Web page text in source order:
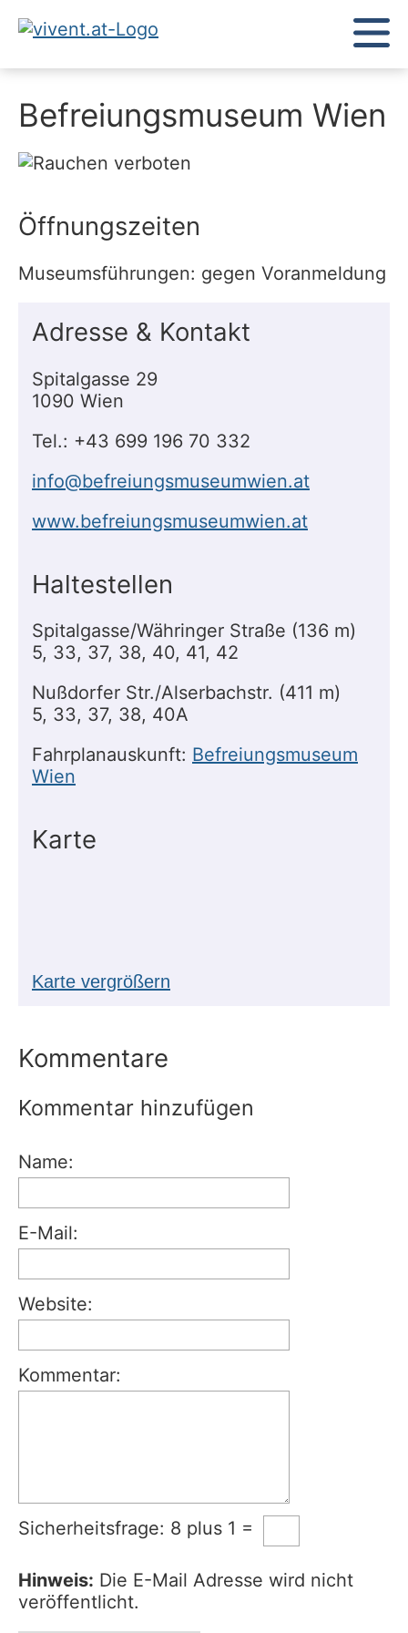
Befreiungsmuseum Wien
Öffnungszeiten
Museumsführungen: gegen Voranmeldung
Adresse & Kontakt
Spitalgasse 29
1090 Wien
Tel.: +43 699 196 70 332
info@befreiungsmuseumwien.at
www.befreiungsmuseumwien.at
Haltestellen
Spitalgasse/Währinger Straße (136 m)
5, 33, 37, 38, 40, 41, 42
Nußdorfer Str./Alserbachstr. (411 m)
5, 33, 37, 38, 40A
Fahrplanauskunft: Befreiungsmuseum
Wien
Karte
Karte vergrößern
Kommentare
Kommentar hinzufügen
Name:
E-Mail:
Website:
Kommentar:
Sicherheitsfrage: 8 plus 1 =
Hinweis: Die E-Mail Adresse wird nicht
veröffentlicht.